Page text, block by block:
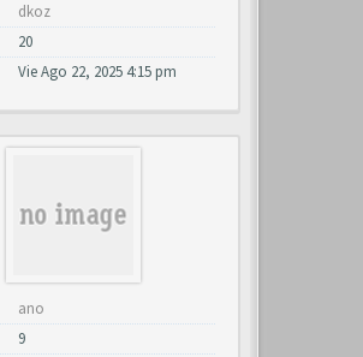
dkoz
20
Vie Ago 22, 2025 4:15 pm
ano
9